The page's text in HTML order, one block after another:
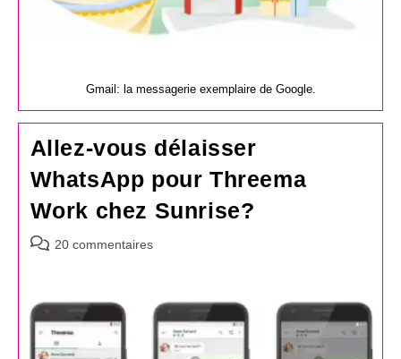
Gmail: la messagerie exemplaire de Google.
Allez-vous délaisser
WhatsApp pour Threema
Work chez Sunrise?
Commentaires
publication :
20 commentaires